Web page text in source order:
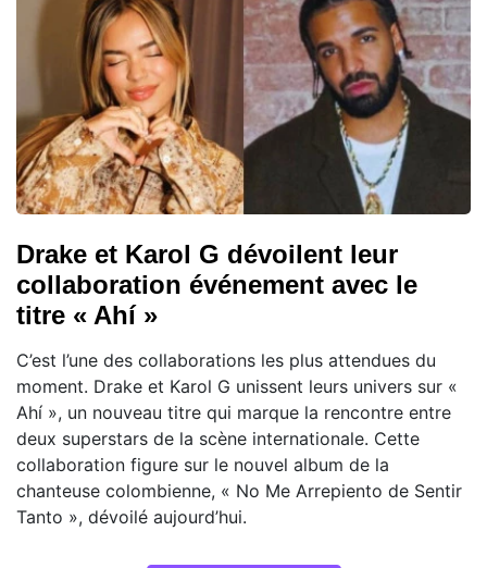
Drake et Karol G dévoilent leur
collaboration événement avec le
titre « Ahí »
C’est l’une des collaborations les plus attendues du
moment. Drake et Karol G unissent leurs univers sur «
Ahí », un nouveau titre qui marque la rencontre entre
deux superstars de la scène internationale. Cette
collaboration figure sur le nouvel album de la
chanteuse colombienne, « No Me Arrepiento de Sentir
Tanto », dévoilé aujourd’hui.